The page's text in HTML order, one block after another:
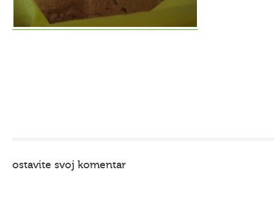
ostavite svoj komentar